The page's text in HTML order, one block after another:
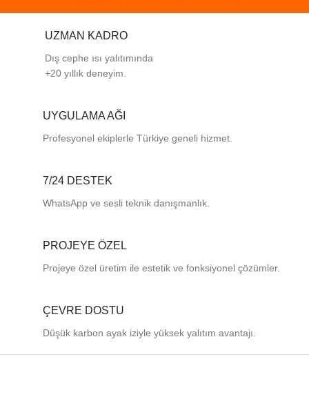
UZMAN KADRO
Dış cephe ısı yalıtımında
+20 yıllık deneyim.
UYGULAMA AĞI
Profesyonel ekiplerle Türkiye geneli hizmet.
7/24 DESTEK
WhatsApp ve sesli teknik danışmanlık.
PROJEYE ÖZEL
Projeye özel üretim ile estetik ve fonksiyonel çözümler.
ÇEVRE DOSTU
Düşük karbon ayak iziyle yüksek yalıtım avantajı.